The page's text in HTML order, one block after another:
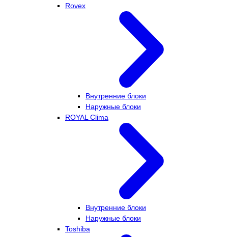
Rovex
Внутренние блоки
Наружные блоки
ROYAL Clima
Внутренние блоки
Наружные блоки
Toshiba